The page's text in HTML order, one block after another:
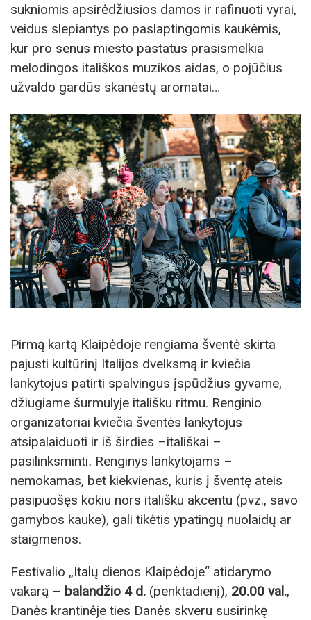
sukniomis apsirėdžiusios damos ir rafinuoti vyrai,
veidus slepiantys po paslaptingomis kaukėmis,
kur pro senus miesto pastatus prasismelkia
melodingos itališkos muzikos aidas, o pojūčius
užvaldo gardūs skanėstų aromatai…
Pirmą kartą Klaipėdoje rengiama šventė skirta
pajusti kultūrinį Italijos dvelksmą ir kviečia
lankytojus patirti spalvingus įspūdžius gyvame,
džiugiame šurmulyje itališku ritmu. Renginio
organizatoriai kviečia šventės lankytojus
atsipalaiduoti ir iš širdies –itališkai –
pasilinksminti. Renginys lankytojams –
nemokamas, bet kiekvienas, kuris į šventę ateis
pasipuošęs kokiu nors itališku akcentu (pvz., savo
gamybos kauke), gali tikėtis ypatingų nuolaidų ar
staigmenos.
Festivalio „Italų dienos Klaipėdoje“ atidarymo
vakarą – balandžio 4 d. (penktadienį), 20.00 val.,
Danės krantinėje ties Danės skveru susirinkę